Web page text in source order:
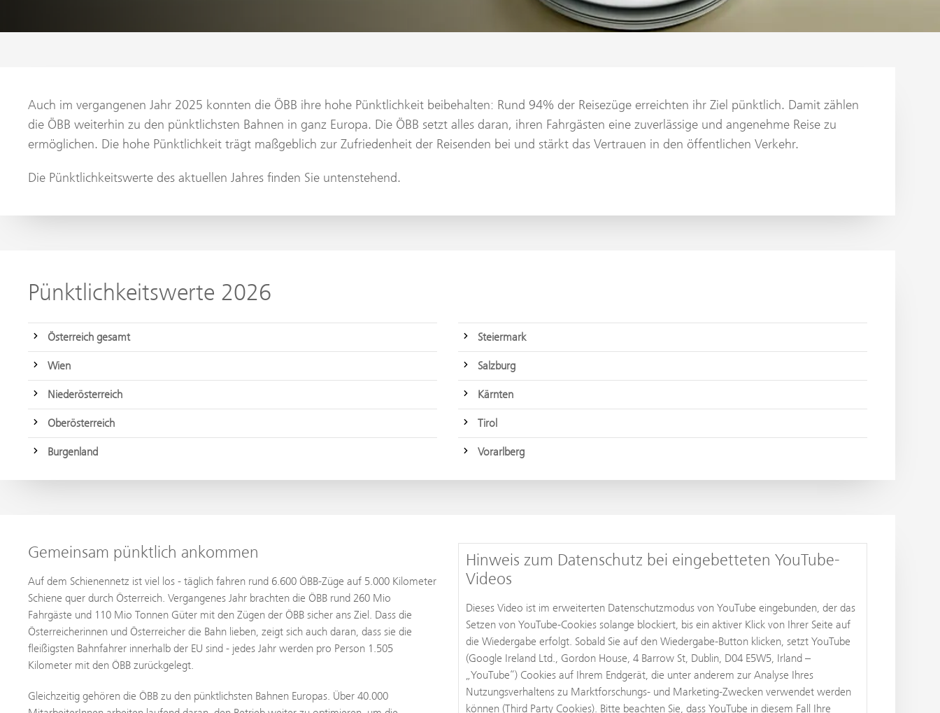
Auch im vergangenen Jahr 2025 konnten die ÖBB ihre hohe Pünktlichkeit beibehalten: Rund 94% der Reisezüge erreichten ihr Ziel pünktlich. Damit zählen
die ÖBB weiterhin zu den pünktlichsten Bahnen in ganz Europa. Die ÖBB setzt alles daran, ihren Fahrgästen eine zuverlässige und angenehme Reise zu
ermöglichen. Die hohe Pünktlichkeit trägt maßgeblich zur Zufriedenheit der Reisenden bei und stärkt das Vertrauen in den öffentlichen Verkehr.
Die Pünktlichkeitswerte des aktuellen Jahres finden Sie untenstehend.
Pünktlichkeitswerte 2026
Österreich gesamt
Wien
Niederösterreich
Oberösterreich
Burgenland
Steiermark
Salzburg
Kärnten
Tirol
Vorarlberg
Gemeinsam pünktlich ankommen
Auf dem Schienennetz ist viel los - täglich fahren rund 6.600 ÖBB-Züge auf 5.000 Kilometer
Schiene quer durch Österreich. Vergangenes Jahr brachten die ÖBB rund 260 Mio
Fahrgäste und 110 Mio Tonnen Güter mit den Zügen der ÖBB sicher ans Ziel. Dass die
Österreicherinnen und Österreicher die Bahn lieben, zeigt sich auch daran, dass sie die
fleißigsten Bahnfahrer innerhalb der EU sind - jedes Jahr werden pro Person 1.505
Kilometer mit den ÖBB zurückgelegt.
Gleichzeitig gehören die ÖBB zu den pünktlichsten Bahnen Europas. Über 40.000
Hinweis zum Datenschutz bei eingebetteten YouTube-
Videos
Dieses Video ist im erweiterten Datenschutzmodus von YouTube eingebunden, der das
Setzen von YouTube-Cookies solange blockiert, bis ein aktiver Klick von Ihrer Seite auf
die Wiedergabe erfolgt. Sobald Sie auf den Wiedergabe-Button klicken, setzt YouTube
(Google Ireland Ltd., Gordon House, 4 Barrow St, Dublin, D04 E5W5, Irland –
„YouTube“) Cookies auf Ihrem Endgerät, die unter anderem zur Analyse Ihres
Nutzungsverhaltens zu Marktforschungs- und Marketing-Zwecken verwendet werden
können (Third Party Cookies). Bitte beachten Sie, dass YouTube in diesem Fall Ihre